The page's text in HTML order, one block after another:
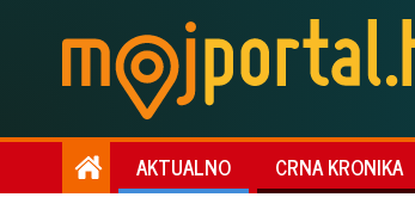
AKTUALNO CRNA KRONIKA